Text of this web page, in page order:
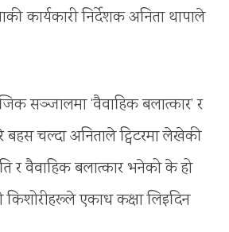
कार्यकारी निर्देशक अनिता थापाले
सञ्जालमा ‘वैवाहिक बलात्कार’ र
बहस चल्दा अनिताले ट्विटरमा लेखेकी
र वैवाहिक बलात्कार भनेको के हो
किशोरीहरूले एकाध कक्षा लिइदिन